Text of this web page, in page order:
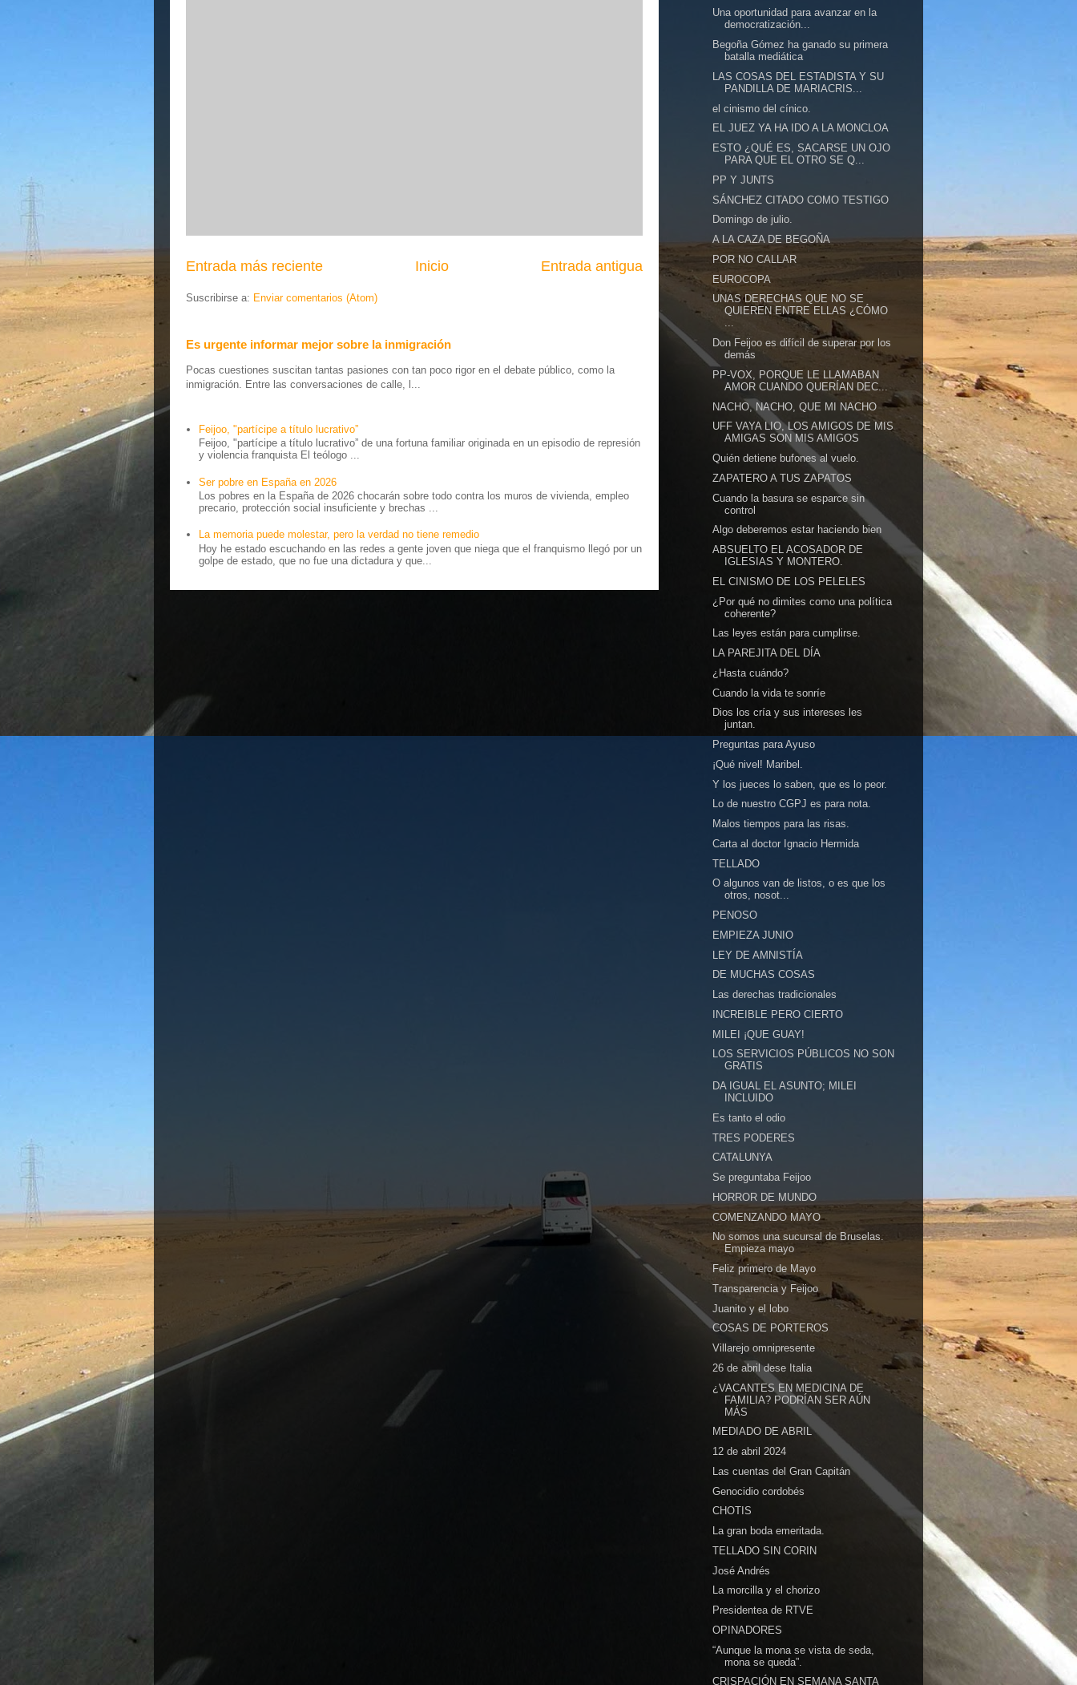
Entrada más reciente Entrada antigua
Inicio
Suscribirse a: Enviar comentarios (Atom)
Es urgente informar mejor sobre la inmigración
Pocas cuestiones suscitan tantas pasiones con tan poco rigor en el debate público, como la
inmigración. Entre las conversaciones de calle, l...
Feijoo, "partícipe a título lucrativo”
Feijoo, "partícipe a título lucrativo” de una fortuna familiar originada en un episodio de represión
y violencia franquista El teólogo ...
Ser pobre en España en 2026
Los pobres en la España de 2026 chocarán sobre todo contra los muros de vivienda, empleo
precario, protección social insuficiente y brechas ...
La memoria puede molestar, pero la verdad no tiene remedio
Hoy he estado escuchando en las redes a gente joven que niega que el franquismo llegó por un
golpe de estado, que no fue una dictadura y que...
Una oportunidad para avanzar en la
democratización...
Begoña Gómez ha ganado su primera
batalla mediática
LAS COSAS DEL ESTADISTA Y SU
PANDILLA DE MARIACRIS...
el cinismo del cínico.
EL JUEZ YA HA IDO A LA MONCLOA
ESTO ¿QUÉ ES, SACARSE UN OJO
PARA QUE EL OTRO SE Q...
PP Y JUNTS
SÁNCHEZ CITADO COMO TESTIGO
Domingo de julio.
A LA CAZA DE BEGOÑA
POR NO CALLAR
EUROCOPA
UNAS DERECHAS QUE NO SE
QUIEREN ENTRE ELLAS ¿CÓMO
...
Don Feijoo es difícil de superar por los
demás
PP-VOX, PORQUE LE LLAMABAN
AMOR CUANDO QUERÍAN DEC...
NACHO, NACHO, QUE MI NACHO
UFF VAYA LIO, LOS AMIGOS DE MIS
AMIGAS SON MIS AMIGOS
Quién detiene bufones al vuelo.
ZAPATERO A TUS ZAPATOS
Cuando la basura se esparce sin
control
Algo deberemos estar haciendo bien
ABSUELTO EL ACOSADOR DE
IGLESIAS Y MONTERO.
EL CINISMO DE LOS PELELES
¿Por qué no dimites como una política
coherente?
Las leyes están para cumplirse.
LA PAREJITA DEL DÍA
¿Hasta cuándo?
Cuando la vida te sonríe
Dios los cría y sus intereses les
juntan.
Preguntas para Ayuso
¡Qué nivel! Maribel.
Y los jueces lo saben, que es lo peor.
Lo de nuestro CGPJ es para nota.
Malos tiempos para las risas.
Carta al doctor Ignacio Hermida
TELLADO
O algunos van de listos, o es que los
otros, nosot...
PENOSO
EMPIEZA JUNIO
LEY DE AMNISTÍA
DE MUCHAS COSAS
Las derechas tradicionales
INCREIBLE PERO CIERTO
MILEI ¡QUE GUAY!
LOS SERVICIOS PÚBLICOS NO SON
GRATIS
DA IGUAL EL ASUNTO; MILEI
INCLUIDO
Es tanto el odio
TRES PODERES
CATALUNYA
Se preguntaba Feijoo
HORROR DE MUNDO
COMENZANDO MAYO
No somos una sucursal de Bruselas.
Empieza mayo
Feliz primero de Mayo
Transparencia y Feijoo
Juanito y el lobo
COSAS DE PORTEROS
Villarejo omnipresente
26 de abril dese Italia
¿VACANTES EN MEDICINA DE
FAMILIA? PODRÍAN SER AÚN
MÁS
MEDIADO DE ABRIL
12 de abril 2024
Las cuentas del Gran Capitán
Genocidio cordobés
CHOTIS
La gran boda emeritada.
TELLADO SIN CORIN
José Andrés
La morcilla y el chorizo
Presidentea de RTVE
OPINADORES
“Aunque la mona se vista de seda,
mona se queda”.
CRISPACIÓN EN SEMANA SANTA